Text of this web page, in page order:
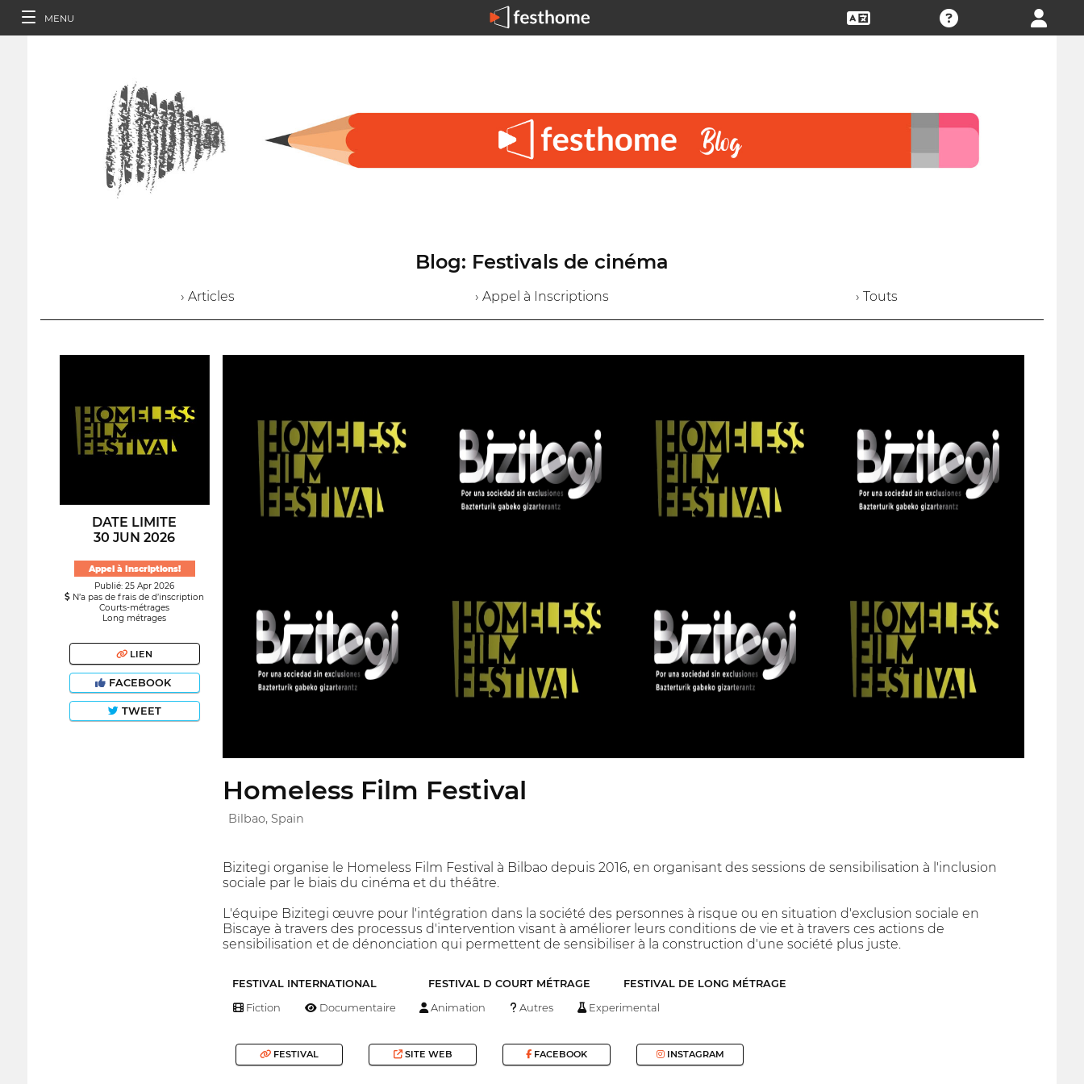
MENU
Blog: Festivals de cinéma
› Articles › Appel à Inscriptions › Touts
DATE LIMITE
30 JUN 2026
Appel à Inscriptions!
Publié: 25 Apr 2026
N’a pas de frais de d’inscription
Courts-métrages
Long métrages
LIEN
FACEBOOK
TWEET
Homeless Film Festival
Bilbao, Spain
Bizitegi organise le Homeless Film Festival à Bilbao depuis 2016, en organisant des sessions de sensibilisation à l'inclusion
sociale par le biais du cinéma et du théâtre.
L'équipe Bizitegi œuvre pour l'intégration dans la société des personnes à risque ou en situation d'exclusion sociale en
Biscaye à travers des processus d'intervention visant à améliorer leurs conditions de vie et à travers ces actions de
sensibilisation et de dénonciation qui permettent de sensibiliser à la construction d'une société plus juste.
FESTIVAL INTERNATIONAL FESTIVAL D COURT MÉTRAGE FESTIVAL DE LONG MÉTRAGE
Fiction Documentaire Animation Autres Experimental
FESTIVAL SITE WEB FACEBOOK INSTAGRAM